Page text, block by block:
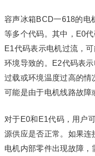
容声冰箱BCD一618的电
等多个代码。其中，E0
E1代码表示电机过流，
环境导致的。E2代码表
过载或环境温度过高的情
可能是由于电机线路故障
对于E0和E1代码，用户
源供应是否正常。如果连
电机内部零件出现故障，